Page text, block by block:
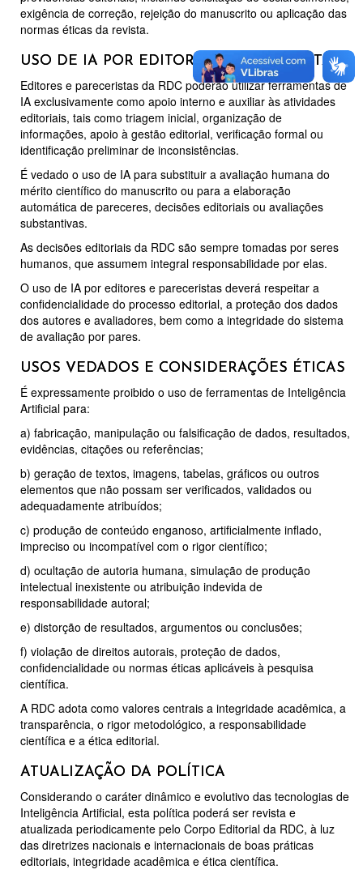
exigência de correção, rejeição do manuscrito ou aplicação das
normas éticas da revista.
USO DE IA POR EDITORES E PARECERISTAS
Editores e pareceristas da RDC poderão utilizar ferramentas de
IA exclusivamente como apoio interno e auxiliar às atividades
editoriais, tais como triagem inicial, organização de
informações, apoio à gestão editorial, verificação formal ou
identificação preliminar de inconsistências.
É vedado o uso de IA para substituir a avaliação humana do
mérito científico do manuscrito ou para a elaboração
automática de pareceres, decisões editoriais ou avaliações
substantivas.
As decisões editoriais da RDC são sempre tomadas por seres
humanos, que assumem integral responsabilidade por elas.
O uso de IA por editores e pareceristas deverá respeitar a
confidencialidade do processo editorial, a proteção dos dados
dos autores e avaliadores, bem como a integridade do sistema
de avaliação por pares.
USOS VEDADOS E CONSIDERAÇÕES ÉTICAS
É expressamente proibido o uso de ferramentas de Inteligência
Artificial para:
a) fabricação, manipulação ou falsificação de dados, resultados,
evidências, citações ou referências;
b) geração de textos, imagens, tabelas, gráficos ou outros
elementos que não possam ser verificados, validados ou
adequadamente atribuídos;
c) produção de conteúdo enganoso, artificialmente inflado,
impreciso ou incompatível com o rigor científico;
d) ocultação de autoria humana, simulação de produção
intelectual inexistente ou atribuição indevida de
responsabilidade autoral;
e) distorção de resultados, argumentos ou conclusões;
f) violação de direitos autorais, proteção de dados,
confidencialidade ou normas éticas aplicáveis à pesquisa
científica.
A RDC adota como valores centrais a integridade acadêmica, a
transparência, o rigor metodológico, a responsabilidade
científica e a ética editorial.
ATUALIZAÇÃO DA POLÍTICA
Considerando o caráter dinâmico e evolutivo das tecnologias de
Inteligência Artificial, esta política poderá ser revista e
atualizada periodicamente pelo Corpo Editorial da RDC, à luz
das diretrizes nacionais e internacionais de boas práticas
editoriais, integridade acadêmica e ética científica.